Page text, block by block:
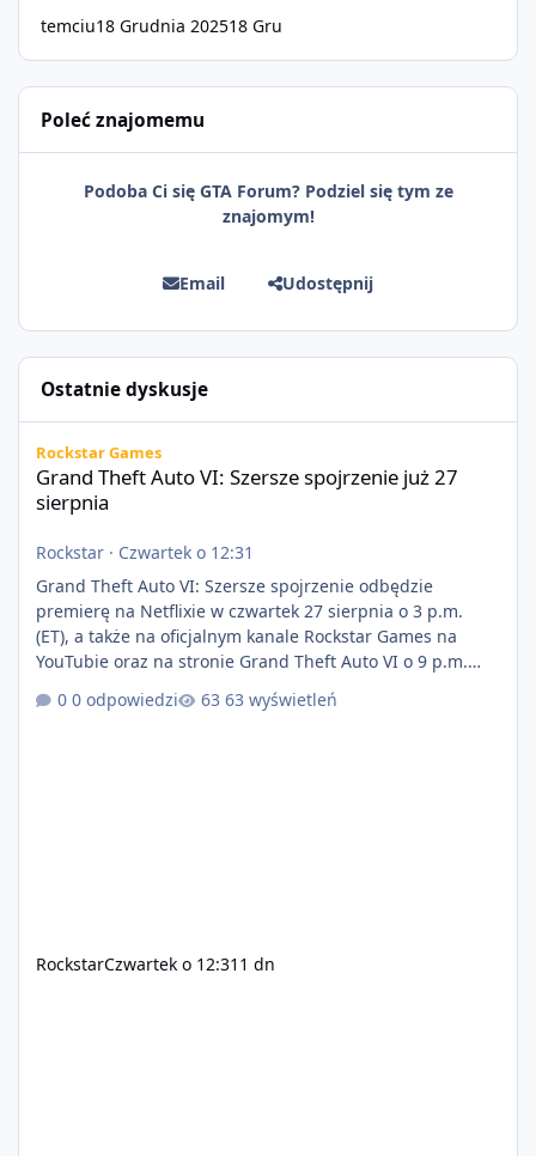
temciu18 Grudnia 202518 Gru
Poleć znajomemu
Podoba Ci się GTA Forum? Podziel się tym ze
znajomym!
Email Udostępnij
Ostatnie dyskusje
Rockstar Games
Grand Theft Auto VI: Szersze spojrzenie już 27
sierpnia
Rockstar · Czwartek o 12:31
Grand Theft Auto VI: Szersze spojrzenie odbędzie
premierę na Netflixie w czwartek 27 sierpnia o 3 p.m.
(ET), a także na oficjalnym kanale Rockstar Games na
YouTubie oraz na stronie Grand Theft Auto VI o 9 p.m.
(ET) 27 sierpnia. https://netflix.com/GTAVI Grand Theft
Auto VI będzie dostępne 19 listopada na PlayStation 5
0 odpowiedzi 63 wyświetleń
RockstarCzwartek o 12:31 1 dn